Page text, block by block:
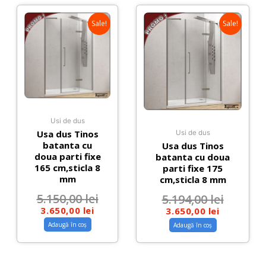
Sale!
Usi de dus
Usa dus Tinos
batanta cu
doua parti fixe
165 cm,sticla 8
mm
5.150,00lei
3.650,00 lei
Adaugă în coș
Sale!
Usi de dus
Usa dus Tinos
batanta cu doua
parti fixe 175
cm,sticla 8 mm
5.194,00lei
3.650,00 lei
Adaugă în coș